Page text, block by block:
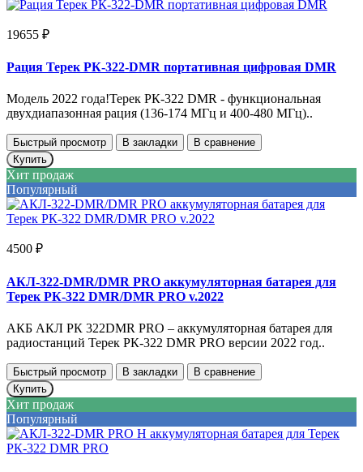
19655 ₽
Рация Терек РК-322-DMR портативная цифровая DMR
Модель 2022 года!Терек РК-322 DMR - функциональная
двухдиапазонная рация (136-174 МГц и 400-480 МГц)..
Быстрый просмотр В закладки
В сравнение
Купить
Хит продаж
Популярный
4500 ₽
АКЛ-322-DMR/DMR PRO аккумуляторная батарея для
Терек РК-322 DMR/DMR PRO v.2022
АКБ АКЛ РК 322DMR PRO – аккумуляторная батарея для
радиостанций Терек РК-322 DMR PRO версии 2022 год..
Быстрый просмотр В закладки
В сравнение
Купить
Хит продаж
Популярный